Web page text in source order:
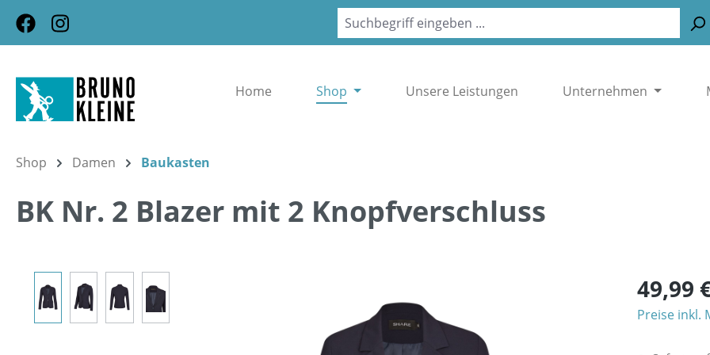
Hauptinhalt springen
Zur Suche springen
Zur Hauptnavigation springen
Home Shop Unsere Leistungen Unternehmen
Shop Damen Baukasten
BK Nr. 2 Blazer mit 2 Knopfverschluss
Bildergalerie überspringen 49,99
Preise inkl.